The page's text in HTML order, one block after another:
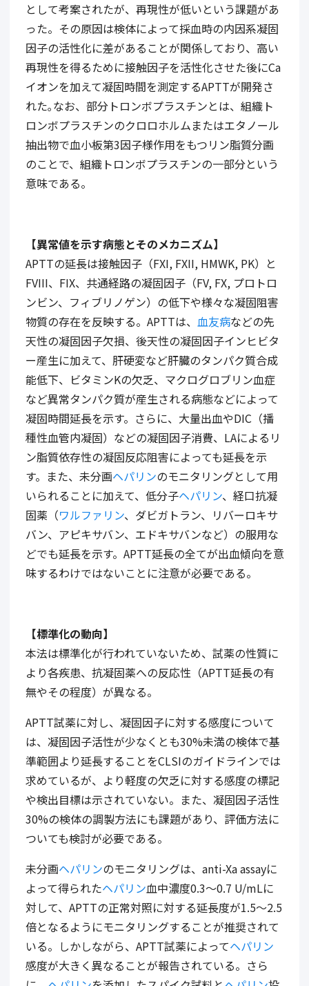
として考案されたが、再現性が低いという課題があ
った。その原因は検体によって採血時の内因系凝固
因子の活性化に差があることが関係しており、高い
再現性を得るために接触因子を活性化させた後にCa
イオンを加えて凝固時間を測定するAPTTが開発さ
れた｡なお、部分トロンボプラスチンとは、組織ト
ロンボプラスチンのクロロホルムまたはエタノール
抽出物で血小板第3因子様作用をもつリン脂質分画
のことで、組織トロンボプラスチンの一部分という
意味である。
【異常値を示す病態とそのメカニズム】
APTTの延長は接触因子（FXI, FXII, HMWK, PK）と
FVIII、 FIX、共通経路の凝固因子（FV, FX, プロトロ
ンビン、フィブリノゲン）の低下や様々な凝固阻害
物質の存在を反映する。 APTTは、 血友病などの先
天性の凝固因子欠損、後天性の凝固因子インヒビタ
ー産生に加えて、肝硬変など肝臓のタンパク質合成
能低下、ビタミンKの欠乏、マクログロブリン血症
など異常タンパク質が産生される病態などによって
凝固時間延長を示す。さらに、大量出血やDIC（播
種性血管内凝固）などの凝固因子消費、 LAによるリ
ン脂質依存性の凝固反応阻害によっても延長を示
す。また、未分画ヘパリンのモニタリングとして用
いられることに加えて、低分子ヘパリン、経口抗凝
固薬（ワルファリン、ダビガトラン、リバーロキサ
バン、アピキサバン、エドキサバンなど）の服用な
どでも延長を示す。 APTT延長の全てが出血傾向を意
味するわけではないことに注意が必要である。
【標準化の動向】
本法は標準化が行われていないため、試薬の性質に
より各疾患、抗凝固薬への反応性（APTT延長の有
無やその程度）が異なる。
APTT試薬に対し、凝固因子に対する感度について
は、凝固因子活性が少なくとも30%未満の検体で基
準範囲より延長することをCLSIのガイドラインでは
求めているが、より軽度の欠乏に対する感度の標記
や検出目標は示されていない。また、凝固因子活性
30%の検体の調製方法にも課題があり、評価方法に
ついても検討が必要である。
未分画ヘパリンのモニタリングは、 anti-Xa assayに
よって得られたヘパリン血中濃度0.3～0.7 U/mLに
対して、 APTTの正常対照に対する延長度が1.5～2.5
倍となるようにモニタリングすることが推奨されて
いる。しかしながら、 APTT試薬によってヘパリン
感度が大きく異なることが報告されている。さら